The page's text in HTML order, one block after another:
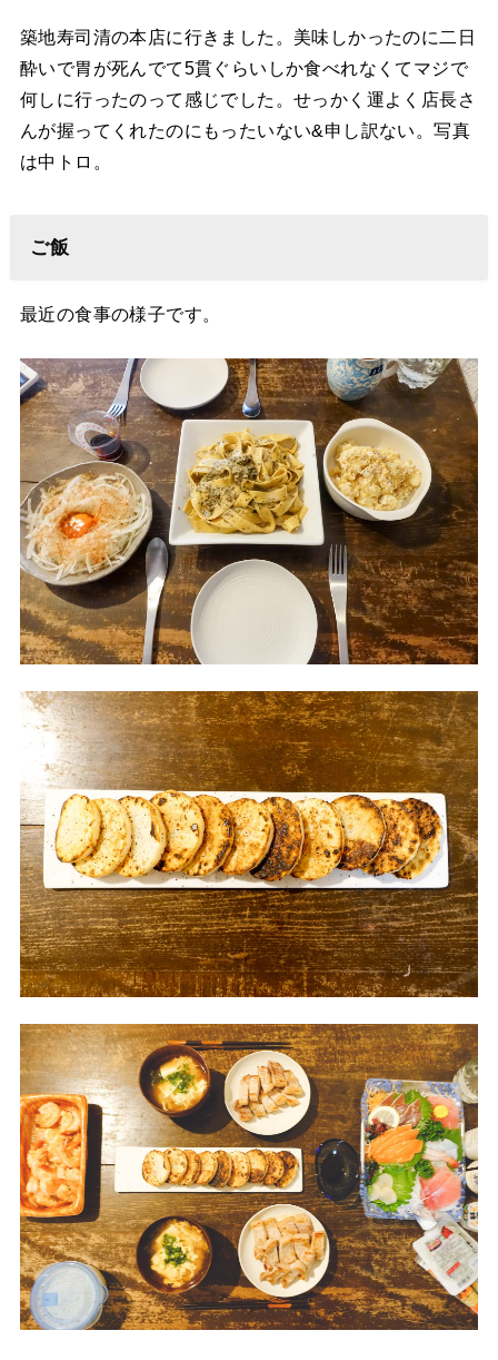
築地寿司清の本店に行きました。美味しかったのに二日
酔いで胃が死んでて5貫ぐらいしか食べれなくてマジで
何しに行ったのって感じでした。せっかく運よく店長さ
んが握ってくれたのにもったいない&申し訳ない。写真
は中トロ。
ご飯
最近の食事の様子です。